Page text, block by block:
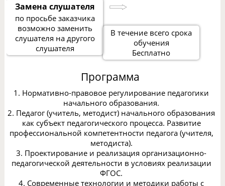
Замена слушателя
по просьбе заказчика
возможно заменить
слушателя на другого
слушателя
В течение всего срока
обучения
Бесплатно
Программа
1. Нормативно-правовое регулирование педагогики
начального образования.
2. Педагог (учитель, методист) начального образования
как субъект педагогического процесса. Развитие
профессиональной компетентности педагога (учителя,
методиста).
3. Проектирование и реализация организационно-
педагогической деятельности в условиях реализации
ФГОС.
4. Современные технологии и методики работы с